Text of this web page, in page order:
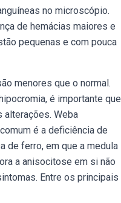
no microscópio.
de hemácias maiores e
pequenas e com pouca
menores que o normal.
é importante que
Weba
é a deficiência de
de ferro, em que a medula
a anisocitose em si não
Entre os principais